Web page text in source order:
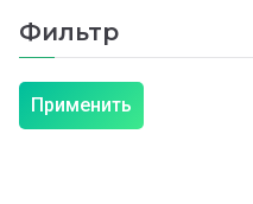
Фильтр
Применить